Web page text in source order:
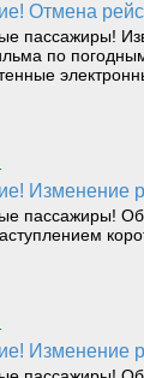
Отмена
пассажиры!
по
Изменение
пассажиры!
Изменение